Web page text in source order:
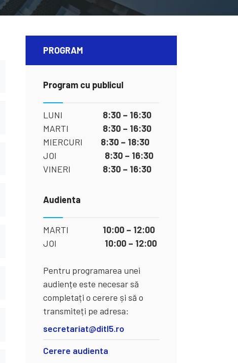
PROGRAM
Program cu publicul
LUNI 8:30 – 16:30
MARTI 8:30 – 16:30
MIERCURI 8:30 – 18:30
JOI 8:30 – 16:30
VINERI 8:30 – 16:30
Audienta
MARTI 10:00 – 12:00
JOI 10:00 – 12:00
Pentru programarea unei
audiențe este necesar să
completați o cerere și să o
transmiteți pe adresa:
secretariat@ditl5.ro
Cerere audienta